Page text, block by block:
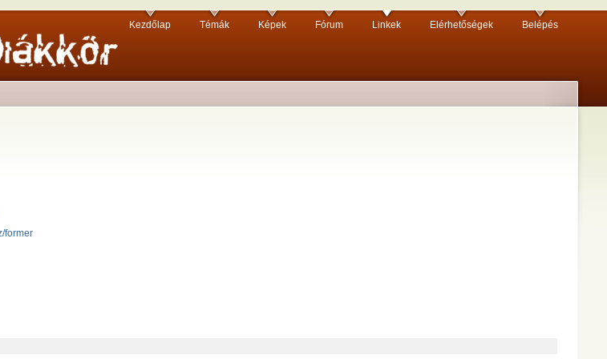
Kezdőlap Témák Képek Fórum Linkek Elérhetőségek Belépés
former